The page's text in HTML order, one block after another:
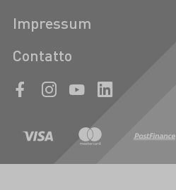
Impressum
Contatto